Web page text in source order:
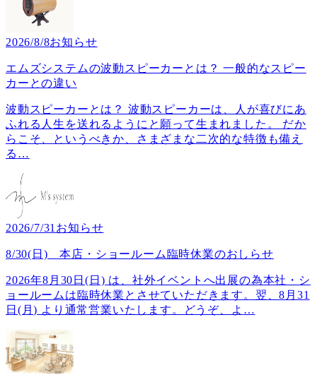
2026/8/8お知らせ
エムズシステムの波動スピーカーとは？ 一般的なスピー
カーとの違い
波動スピーカーとは？ 波動スピーカーは、人が喜びにあ
ふれる人生を送れるようにと願って生まれました。 だか
らこそ、というべきか、さまざまな二次的な特徴も備え
る …
2026/7/31 お知らせ
8/30(日) 本店・ショールーム臨時休業のおしらせ
2026年8月30日(日) は、社外イベントへ出展の為本社・シ
ョールームは臨時休業とさせていただきます。翌、8月31
日(月) より通常営業いたします。どうぞ、よ …